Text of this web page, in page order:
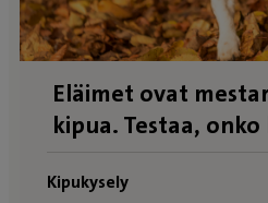
Eläimet ovat
kipua. Testaa,
Kipukysely